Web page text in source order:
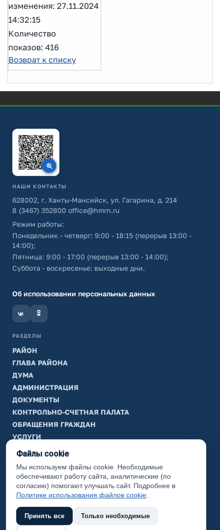
изменения: 27.11.2024
14:32:15
Количество
показов: 416
Возврат к списку
НАШИ КОНТАКТЫ
628002, г. Ханты-Мансийск, ул. Гагарина, д. 214
8 (3467) 352800 office@hmrn.ru
Режим работы:
Понедельник - четверг: 9:00 - 18:15 (перерыв 13:00 -
14:00);
Пятница: 9:00 - 17:00 (перерыв 13:00 - 14:00);
Суббота - воскресенье: выходные дни.
Об использовании персональных данных
РАЗДЕЛЫ
РАЙОН
ГЛАВА РАЙОНА
ДУМА
АДМИНИСТРАЦИЯ
ДОКУМЕНТЫ
КОНТРОЛЬНО-СЧЕТНАЯ ПАЛАТА
ОБРАЩЕНИЯ ГРАЖДАН
УСЛУГИ
ТИК
ИНФОРМАЦИЯ
Законодательная карта
Карта сайта
(с) 2017 Ханты-Мансийский район, официальный сайт
Файлы cookie
Мы используем файлы cookie. Необходимые
обеспечивают работу сайта, аналитические (по
согласию) помогают улучшать сайт. Подробнее в
Политике использования файлов cookie
Принять все Только необходимые